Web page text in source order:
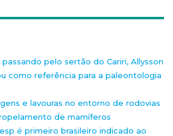
passando pelo sertão do Cariri, Allysson
como referência para a paleontologia
e lavouras no entorno de rodovias
de mamíferos
é primeiro brasileiro indicado ao